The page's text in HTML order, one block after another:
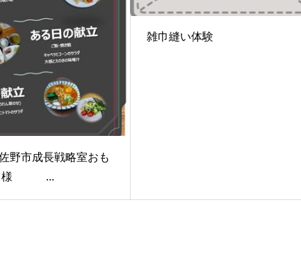
野市成長戦略室おも
様 ...
雑巾縫い体験